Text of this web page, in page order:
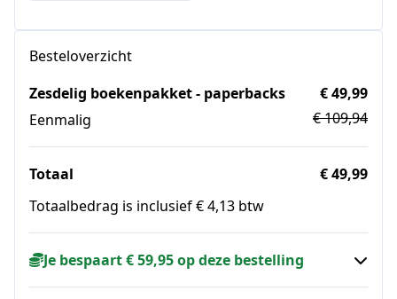
Besteloverzicht
Zesdelig boekenpakket - paperbacks
Eenmalig
€ 49,99
€ 109,94
Totaal
€ 49,99
Totaalbedrag is inclusief € 4,13 btw
Je bespaart € 59,95 op deze bestelling